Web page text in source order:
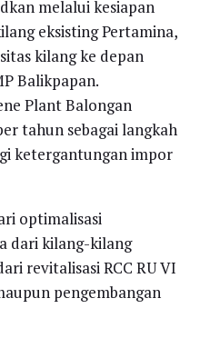
melalui kesiapan
eksisting Pertamina,
kilang ke depan
Balikpapan.
Plant Balongan
tahun sebagai langkah
ketergantungan impor
optimalisasi
dari kilang-kilang
revitalisasi RCC RU VI
pengembangan